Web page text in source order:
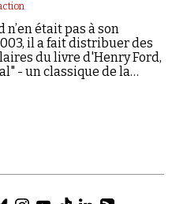
était pas à son
il a fait distribuer des
du livre d'Henry Ford,
- un classique de la